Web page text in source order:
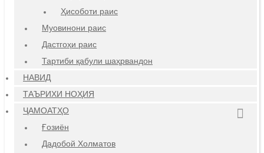
Ҳисоботи раис
Муовинони раис
Дастгоҳи раис
Тартиби қабули шаҳрвандон
НАВИД
ТАЪРИХИ НОҲИЯ
ҶАМОАТҲО
Ғозиён
Дадобой Холматов